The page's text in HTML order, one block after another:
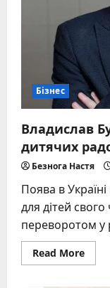
Бізнес
Владислав
дитячих
Безнога Настя
Поява в
для дітей
переворотом у
Read MoreRead
more